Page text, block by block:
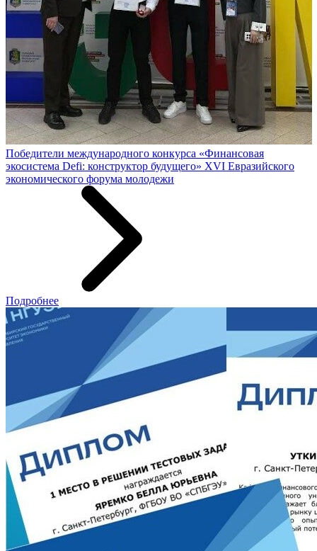
Победители международного конкурса «Финансовая
экосистема Defi: конструктор будущего» XVI Евразийского
экономического форума молодежи
Подробнее